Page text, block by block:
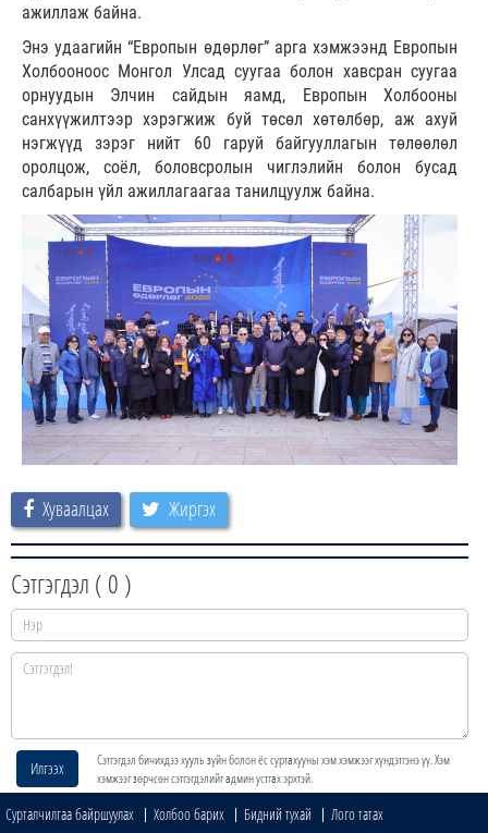
ажиллаж байна.
Энэ удаагийн “Европын өдөрлөг” арга хэмжээнд Европын
Холбооноос Монгол Улсад суугаа болон хавсран суугаа
орнуудын Элчин сайдын яамд, Европын Холбооны
санхүүжилтээр хэрэгжиж буй төсөл хөтөлбөр, аж ахуй
нэгжүүд зэрэг нийт 60 гаруй байгууллагын төлөөлөл
оролцож, соёл, боловсролын чиглэлийн болон бусад
салбарын үйл ажиллагаагаа танилцуулж байна.
Хуваалцах Жиргэх
Сэтгэгдэл ( 0 )
Илгээх
Сэтгэгдэл бичихдээ хууль зүйн болон ёс суртахууны хэм хэмжээг хүндэтгэнэ үү. Хэм
хэмжээг зөрчсөн сэтгэгдэлийг админ устгах эрхтэй.
Сурталчилгаа байршуулах Холбоо барих Бидний тухай
Лого татах